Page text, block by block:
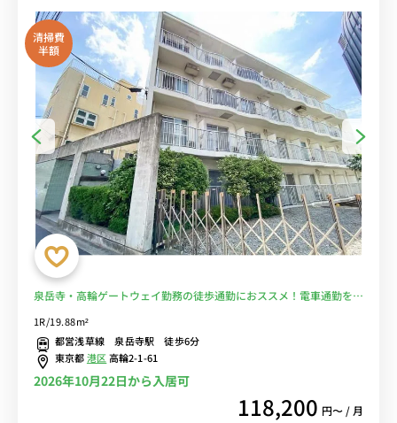
清掃費
半額
泉岳寺・高輪ゲートウェイ勤務の徒歩通勤におススメ！電車通勤を回
1R/19.88m²
都営浅草線 泉岳寺駅 徒歩6分
東京都港区高輪2-1-61
2026年10月22日から入居可
118,200 円〜 / 月